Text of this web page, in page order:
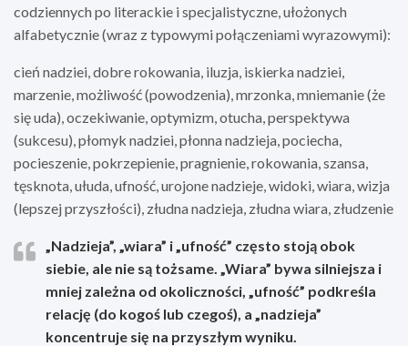
codziennych po literackie i specjalistyczne, ułożonych
alfabetycznie (wraz z typowymi połączeniami wyrazowymi):
cień nadziei, dobre rokowania, iluzja, iskierka nadziei,
marzenie, możliwość (powodzenia), mrzonka, mniemanie (że
się uda), oczekiwanie, optymizm, otucha, perspektywa
(sukcesu), płomyk nadziei, płonna nadzieja, pociecha,
pocieszenie, pokrzepienie, pragnienie, rokowania, szansa,
tęsknota, ułuda, ufność, urojone nadzieje, widoki, wiara, wizja
(lepszej przyszłości), złudna nadzieja, złudna wiara, złudzenie
„Nadzieja”, „wiara” i „ufność” często stoją obok
siebie, ale nie są tożsame. „Wiara” bywa silniejsza i
mniej zależna od okoliczności, „ufność” podkreśla
relację (do kogoś lub czegoś), a „nadzieja”
koncentruje się na przyszłym wyniku.